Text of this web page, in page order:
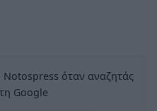
όταν αναζητάς
Google